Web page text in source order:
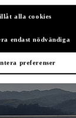
preferenser
endast nödvändiga
alla cookies